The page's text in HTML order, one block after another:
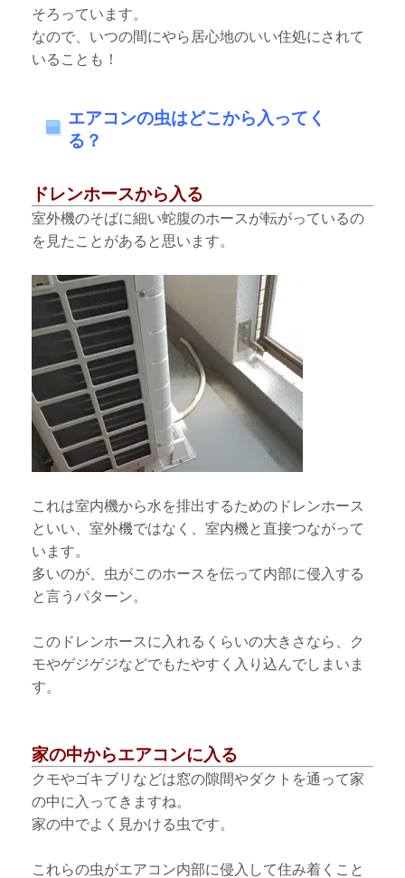
そろっています。
なので、いつの間にやら居心地のいい住処にされて
いることも！
エアコンの虫はどこから入ってく
る？
ドレンホースから入る
室外機のそばに細い蛇腹のホースが転がっているの
を見たことがあると思います。
これは室内機から水を排出するためのドレンホース
といい、室外機ではなく、室内機と直接つながって
います。
多いのが、虫がこのホースを伝って内部に侵入する
と言うパターン。
このドレンホースに入れるくらいの大きさなら、ク
モやゲジゲジなどでもたやすく入り込んでしまいま
す。
家の中からエアコンに入る
クモやゴキブリなどは窓の隙間やダクトを通って家
の中に入ってきますね。
家の中でよく見かける虫です。
これらの虫がエアコン内部に侵入して住み着くこと